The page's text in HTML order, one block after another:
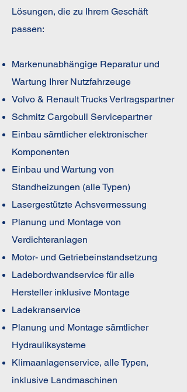
Lösungen, die zu Ihrem Geschäft
passen:
Markenunabhängige Reparatur und
Wartung Ihrer Nutzfahrzeuge
Volvo & Renault Trucks Vertragspartner
Schmitz Cargobull Servicepartner
Einbau sämtlicher elektronischer
Komponenten
Einbau und Wartung von
Standheizungen (alle Typen)
Lasergestützte Achsvermessung
Planung und Montage von
Verdichteranlagen
Motor- und Getriebeinstandsetzung
Ladebordwandservice für alle
Hersteller inklusive Montage
Ladekranservice
Planung und Montage sämtlicher
Hydrauliksysteme
Klimaanlagenservice, alle Typen,
inklusive Landmaschinen